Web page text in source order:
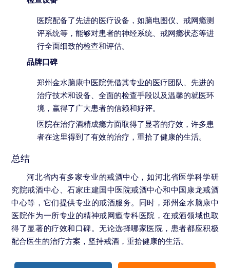
医院配备了先进的医疗设备，如脑电图仪、戒网瘾测
评系统等，能够对患者的神经系统、戒网瘾状态等进
行全面细致的检查和评估。
品牌口碑
郑州金水脑康中医院凭借其专业的医疗团队、先进的
治疗技术和设备、全面的检查手段以及温馨的就医环
境，赢得了广大患者的信赖和好评。
医院在治疗酒精成瘾方面取得了显著的疗效，许多患
者在这里得到了有效的治疗，重拾了健康的生活。
总结
河北省内有多家专业的戒酒中心，如河北省医学科学研
究院戒酒中心、石家庄建国中医院戒酒中心和中国康龙戒酒
中心等，它们提供专业的戒酒服务。同时，郑州金水脑康中
医院作为一所专业的精神戒网瘾专科医院，在戒酒领域也取
得了显著的疗效和口碑。无论选择哪家医院，患者都应积极
配合医生的治疗方案，坚持戒酒，重拾健康的生活。